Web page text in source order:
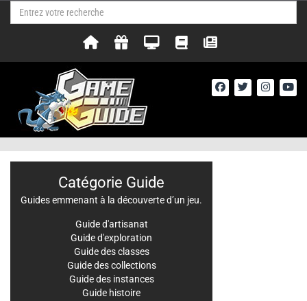
Catégorie Guide
Guides emmenant à la découverte d’un jeu.
Guide d'artisanat
Guide d'exploration
Guide des classes
Guide des collections
Guide des instances
Guide histoire